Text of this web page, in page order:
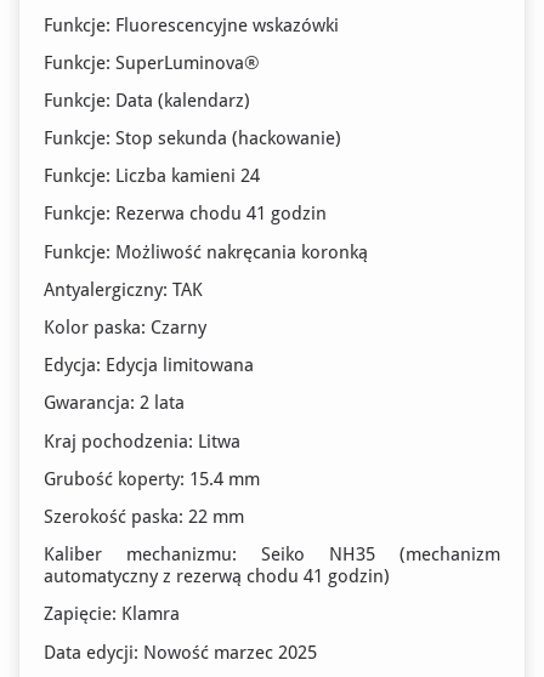
Funkcje: Fluorescencyjne wskazówki
Funkcje: SuperLuminova®
Funkcje: Data (kalendarz)
Funkcje: Stop sekunda (hackowanie)
Funkcje: Liczba kamieni 24
Funkcje: Rezerwa chodu 41 godzin
Funkcje: Możliwość nakręcania koronką
Antyalergiczny: TAK
Kolor paska: Czarny
Edycja: Edycja limitowana
Gwarancja: 2 lata
Kraj pochodzenia: Litwa
Grubość koperty: 15.4 mm
Szerokość paska: 22 mm
Kaliber mechanizmu: Seiko NH35 (mechanizm
automatyczny z rezerwą chodu 41 godzin)
Zapięcie: Klamra
Data edycji: Nowość marzec 2025